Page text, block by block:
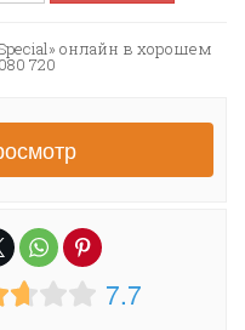
онлайн в хорошем
720
7.7